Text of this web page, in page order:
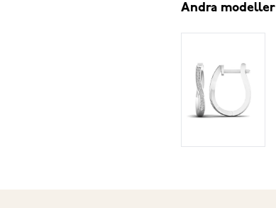
Andra modeller